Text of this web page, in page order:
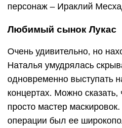
персонаж – Ираклий
Любимый сынок Лукас
Очень удивительно, но
Наталья умудрялась
одновременно выступать
концертах. Можно сказать,
просто мастер
операции был ее